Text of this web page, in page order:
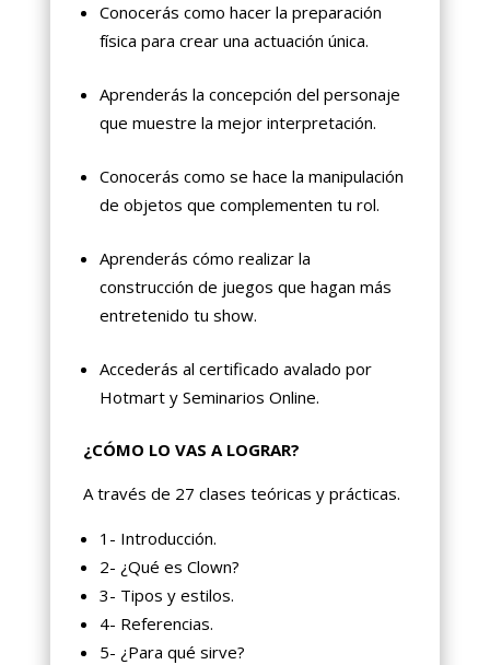
Conocerás como hacer la preparación
física para crear una actuación única.
Aprenderás la concepción del personaje
que muestre la mejor interpretación.
Conocerás como se hace la manipulación
de objetos que complementen tu rol.
Aprenderás cómo realizar la
construcción de juegos que hagan más
entretenido tu show.
Accederás al certificado avalado por
Hotmart y Seminarios Online.
¿CÓMO LO VAS A LOGRAR?
A través de 27 clases teóricas y prácticas.
1- Introducción.
2- ¿Qué es Clown?
3- Tipos y estilos.
4- Referencias.
5- ¿Para qué sirve?